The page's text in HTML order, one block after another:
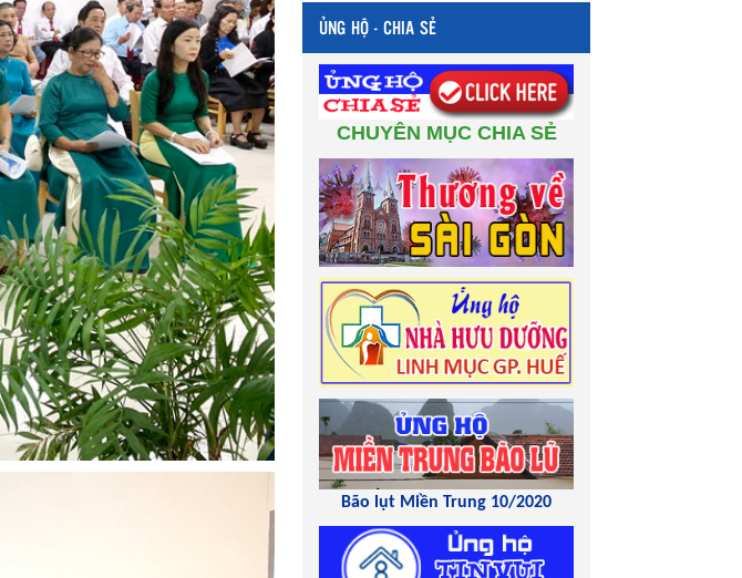
ỦNG HỘ - CHIA SẺ
CHUYÊN MỤC CHIA SẺ
Bão lụt Miền Trung 10/2020